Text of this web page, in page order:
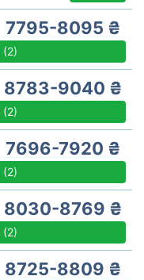
7795-8095 ₴
(2)
8783-9040 ₴
(2)
7696-7920 ₴
(2)
8030-8769 ₴
(2)
8725-8809 ₴